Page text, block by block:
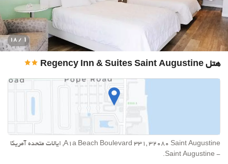
هتل Regency Inn & Suites Saint Augustine
1
/ 18
A1a Beach Boulevard 331, 32080 Saint Augustine, ایالات متحده آمریکا
- Saint Augustine.